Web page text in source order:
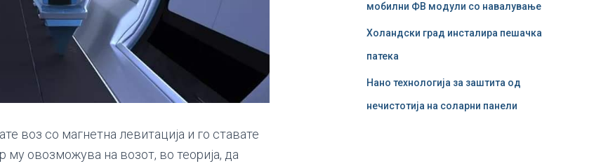
воз со магнетна левитација и го ставате
му овозможува на возот, во теорија, да
мобилни ФВ модули со навалување
Холандски град инсталира пешачка
патека
Нано технологија за заштита од
нечистотија на соларни панели